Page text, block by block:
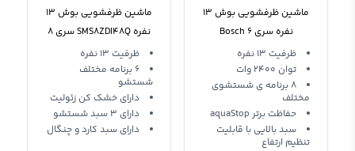
ماشین ظرفشویی بوش 13
نفره سری 6 Bosch
Dishwasher SMS6ECI03E
ظرفیت 13 نفره
توان 2400 وات
8 برنامه ی شستشوی
مختلف
حفاظت برتر aquaStop
سبد بالایی با قابلیت
تنظیم ارتفاع
ماشین ظرفشویی بوش 13
نفره SMS8ZDI48Q سری 8
ظرفیت 13 نفره
6 برنامه مختلف
شستشو
دارای خشک کن زئولیت
دارای 3 سبد شستشو
دارای سبد کارد و چنگال